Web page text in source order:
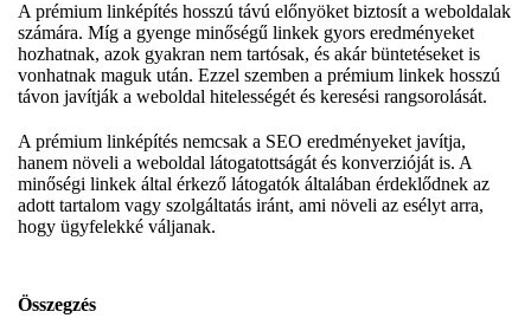
A prémium linképítés hosszú távú előnyöket biztosít a weboldalak
számára. Míg a gyenge minőségű linkek gyors eredményeket
hozhatnak, azok gyakran nem tartósak, és akár büntetéseket is
vonhatnak maguk után. Ezzel szemben a prémium linkek hosszú
távon javítják a weboldal hitelességét és keresési rangsorolását.
A prémium linképítés nemcsak a SEO eredményeket javítja,
hanem növeli a weboldal látogatottságát és konverzióját is. A
minőségi linkek által érkező látogatók általában érdeklődnek az
adott tartalom vagy szolgáltatás iránt, ami növeli az esélyt arra,
hogy ügyfelekké váljanak.
Összegzés